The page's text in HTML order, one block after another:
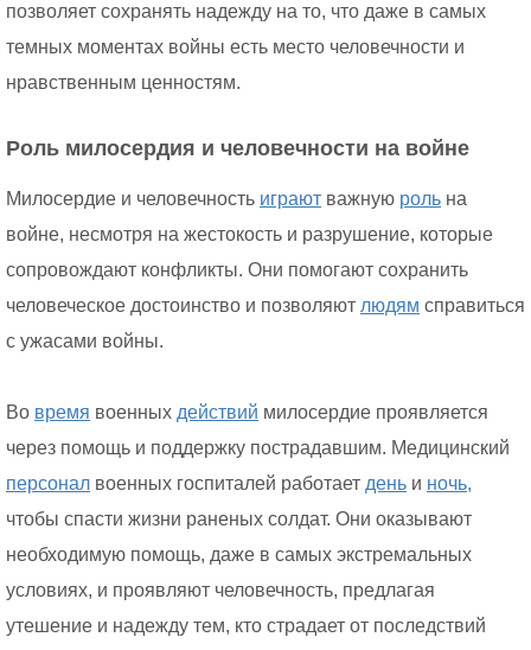
позволяет сохранять надежду на то, что даже в самых
темных моментах войны есть место человечности и
нравственным ценностям.
Роль милосердия и человечности на войне
Милосердие и человечность играют важную роль на
войне, несмотря на жестокость и разрушение, которые
сопровождают конфликты. Они помогают сохранить
человеческое достоинство и позволяют людям справиться
с ужасами войны.
Во время военных действий милосердие проявляется
через помощь и поддержку пострадавшим. Медицинский
персонал военных госпиталей работает день и ночь,
чтобы спасти жизни раненых солдат. Они оказывают
необходимую помощь, даже в самых экстремальных
условиях, и проявляют человечность, предлагая
утешение и надежду тем, кто страдает от последствий